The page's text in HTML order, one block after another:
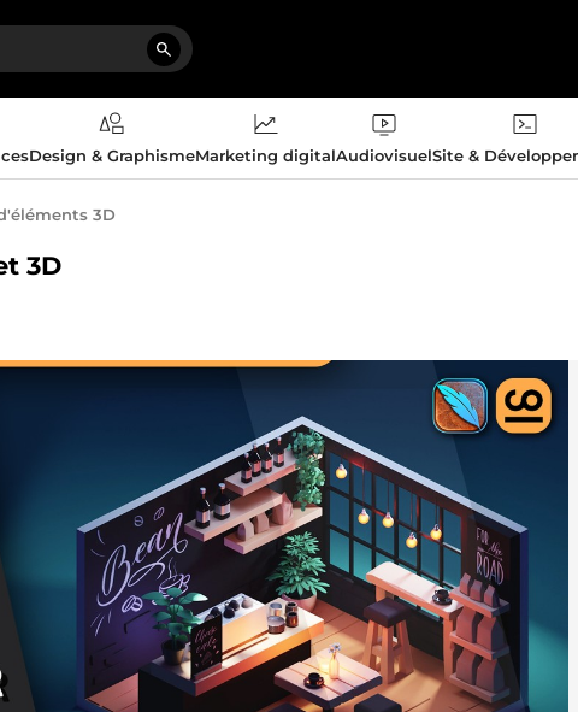
Design & GraphismeMarketing digitalAudiovisuelSite &
3D
3D